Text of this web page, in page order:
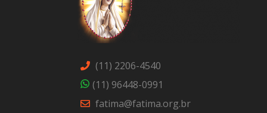
(11) 2206-4540
(11) 96448-0991
fatima@fatima.org.br